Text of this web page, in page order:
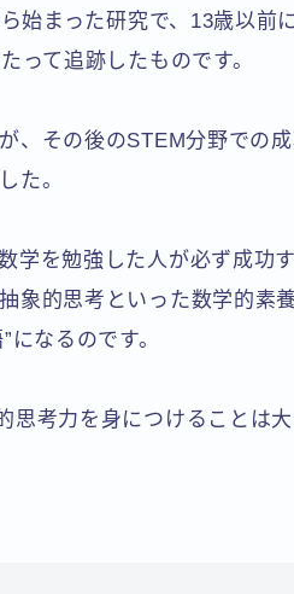
始まった研究で、13歳以前
って追跡したものです。
、その後のSTEM分野での
た。
学を勉強した人が必ず成功
象的思考といった数学的素
なるのです。
思考力を身につけることは